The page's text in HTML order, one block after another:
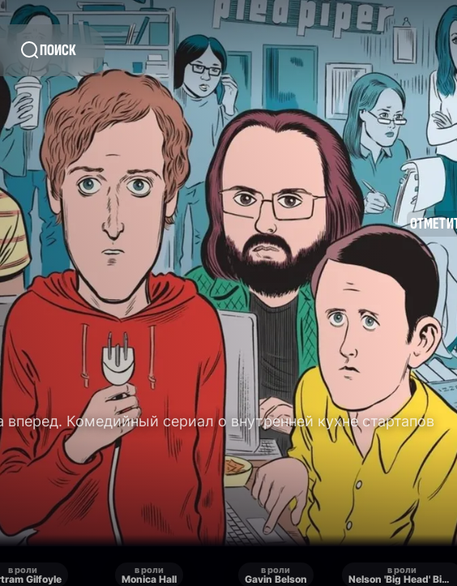
ПОИСК
Комедийный сериал о внутренней кухне стартапов
в роли
Gilfoyle
в роли
Monica Hall
в роли
Gavin Belson
в роли
Nelson 'Big Head' Bighetti